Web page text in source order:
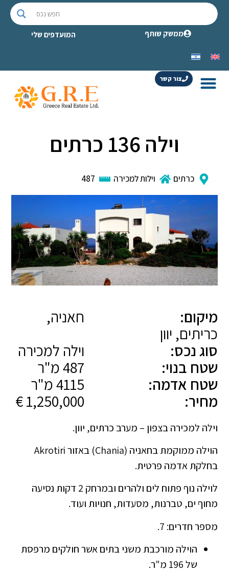
ממשק שותף המועדפים שלי
צור קשר
וילה 136 כרתים
כרתים וילות למכירה 487
מיקום:
חאניה,
כריתים, יוון
סוג נכס:
וילה למכירה
שטח בנוי:
שטח אדמה:
מחיר:
וילה למכירה בצפון – מערב כרתים, יוון.
הוילה ממוקמת בחאניה (Chania) באזור Akrotiri
בחלקת אדמה פרטית.
לוילה נוף פתוח לים ולהרים ובמרחק 2 דקות נסיעה
מחוף ים, טברנות, מסעדות, חנויות ועוד.
מספר חדרים: 7.
הוילה מורכבת משני בתים אשר חולקים מרפסת
של 196 מ"ר.